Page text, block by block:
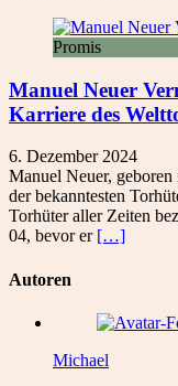
Promis
Manuel Neuer
Karriere des
6. Dezember 2024
Manuel Neuer,
der bekanntesten
Torhüter aller Zeiten
04, bevor er […]
Autoren
Michael